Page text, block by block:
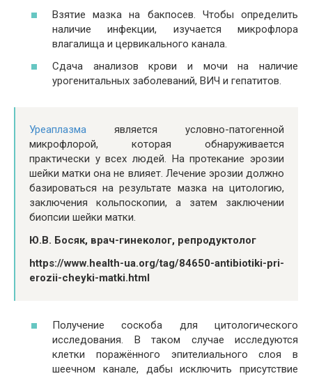
Взятие мазка на бакпосев. Чтобы определить
наличие инфекции, изучается микрофлора
влагалища и цервикального канала.
Сдача анализов крови и мочи на наличие
урогенитальных заболеваний, ВИЧ и гепатитов.
Уреаплазма является условно-патогенной
микрофлорой, которая обнаруживается
практически у всех людей. На протекание эрозии
шейки матки она не влияет. Лечение эрозии должно
базироваться на результате мазка на цитологию,
заключения кольпоскопии, а затем заключении
биопсии шейки матки.
Ю.В. Босяк, врач-гинеколог, репродуктолог
https://www.health-ua.org/tag/84650-antibiotiki-pri-
erozii-cheyki-matki.html
Получение соскоба для цитологического
исследования. В таком случае исследуются
клетки поражённого эпителиального слоя в
шеечном канале, дабы исключить присутствие